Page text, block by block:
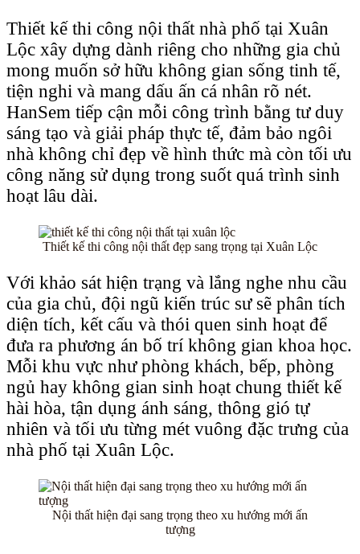
Thiết kế thi công nội thất nhà phố tại Xuân
Lộc xây dựng dành riêng cho những gia chủ
mong muốn sở hữu không gian sống tinh tế,
tiện nghi và mang dấu ấn cá nhân rõ nét.
HanSem tiếp cận mỗi công trình bằng tư duy
sáng tạo và giải pháp thực tế, đảm bảo ngôi
nhà không chỉ đẹp về hình thức mà còn tối ưu
công năng sử dụng trong suốt quá trình sinh
hoạt lâu dài.
Thiết kế thi công nội thất đẹp sang trọng tại Xuân Lộc
Với khảo sát hiện trạng và lắng nghe nhu cầu
của gia chủ, đội ngũ kiến trúc sư sẽ phân tích
diện tích, kết cấu và thói quen sinh hoạt để
đưa ra phương án bố trí không gian khoa học.
Mỗi khu vực như phòng khách, bếp, phòng
ngủ hay không gian sinh hoạt chung thiết kế
hài hòa, tận dụng ánh sáng, thông gió tự
nhiên và tối ưu từng mét vuông đặc trưng của
nhà phố tại Xuân Lộc.
Nội thất hiện đại sang trọng theo xu hướng mới ấn
tượng